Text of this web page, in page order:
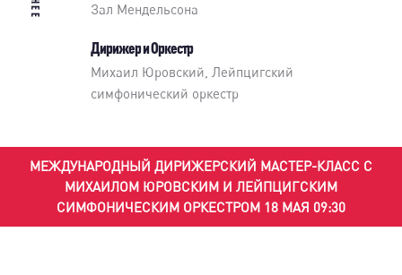
Зал Мендельсона
Дирижер и Оркестр
Михаил Юровский Лейпцигский
симфонический оркестр
МЕЖДУНАРОДНЫЙ ДИРИЖЕРСКИЙ МАСТЕР-КЛАСС С
МИХАИЛОМ ЮРОВСКИМ И ЛЕЙПЦИГСКИМ
СИМФОНИЧЕСКИМ ОРКЕСТРОМ 18 МАЯ 09:30